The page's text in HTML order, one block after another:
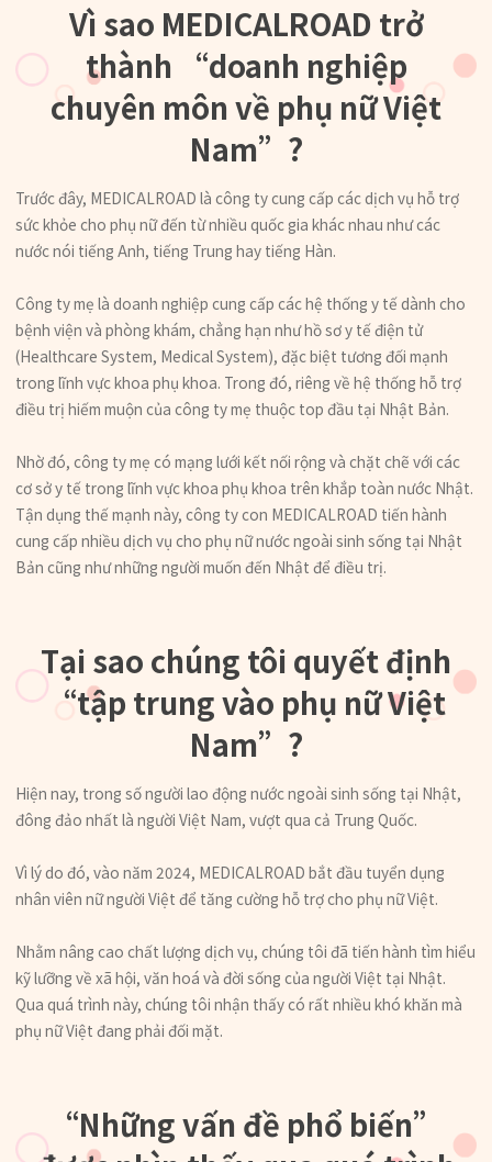
Vì sao MEDICALROAD trở
thành “doanh nghiệp
chuyên môn về phụ nữ Việt
Nam”?
Trước đây, MEDICALROAD là công ty cung cấp các dịch vụ hỗ trợ
sức khỏe cho phụ nữ đến từ nhiều quốc gia khác nhau như các
nước nói tiếng Anh, tiếng Trung hay tiếng Hàn.
Công ty mẹ là doanh nghiệp cung cấp các hệ thống y tế dành cho
bệnh viện và phòng khám, chẳng hạn như hồ sơ y tế điện tử
(Healthcare System, Medical System), đặc biệt tương đối mạnh
trong lĩnh vực khoa phụ khoa. Trong đó, riêng về hệ thống hỗ trợ
điều trị hiếm muộn của công ty mẹ thuộc top đầu tại Nhật Bản.
Nhờ đó, công ty mẹ có mạng lưới kết nối rộng và chặt chẽ với các
cơ sở y tế trong lĩnh vực khoa phụ khoa trên khắp toàn nước Nhật.
Tận dụng thế mạnh này, công ty con MEDICALROAD tiến hành
cung cấp nhiều dịch vụ cho phụ nữ nước ngoài sinh sống tại Nhật
Bản cũng như những người muốn đến Nhật để điều trị.
Tại sao chúng tôi quyết định
“tập trung vào phụ nữ Việt
Nam”?
Hiện nay, trong số người lao động nước ngoài sinh sống tại Nhật,
đông đảo nhất là người Việt Nam, vượt qua cả Trung Quốc.
Vì lý do đó, vào năm 2024, MEDICALROAD bắt đầu tuyển dụng
nhân viên nữ người Việt để tăng cường hỗ trợ cho phụ nữ Việt.
Nhằm nâng cao chất lượng dịch vụ, chúng tôi đã tiến hành tìm hiểu
kỹ lưỡng về xã hội, văn hoá và đời sống của người Việt tại Nhật.
Qua quá trình này, chúng tôi nhận thấy có rất nhiều khó khăn mà
phụ nữ Việt đang phải đối mặt.
“Những vấn đề phổ biến”